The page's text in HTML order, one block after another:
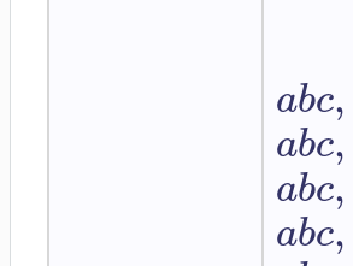
abc,
abc,
abc,
abc,